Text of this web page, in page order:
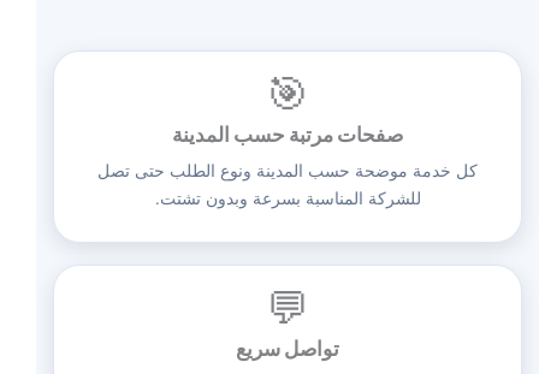
🎯
صفحات مرتبة حسب المدينة
كل خدمة موضحة حسب المدينة ونوع الطلب حتى تصل
للشركة المناسبة بسرعة وبدون تشتت.
💬
تواصل سريع